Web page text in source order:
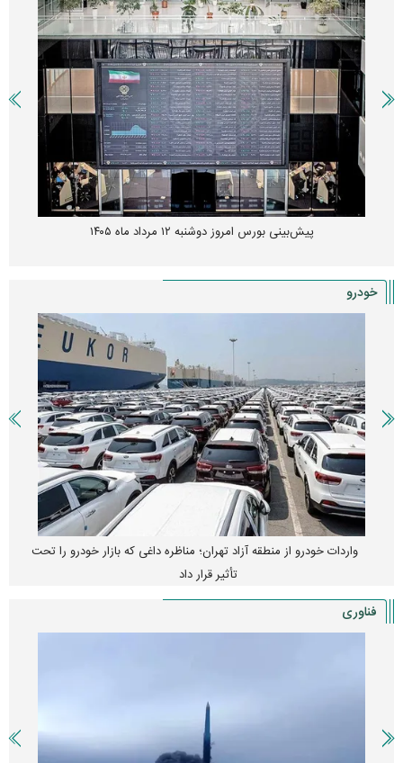
پیش‌بینی بورس امروز دوشنبه ۱۲ مرداد ماه ۱۴۰۵
خودرو
واردات خودرو از منطقه آزاد تهران؛ مناظره داغی که بازار خودرو را تحت
تأثیر قرار داد
فناوری